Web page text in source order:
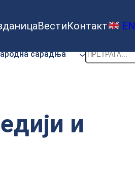
ВестиКонтакт EN
сарадња Претрага
и